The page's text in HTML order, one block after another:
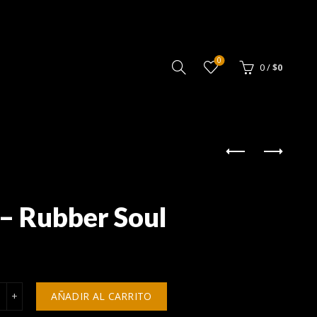
0
0/$0
Rubber Soul
Beatles - Rubber Soul cantidad
AÑADIR AL CARRITO